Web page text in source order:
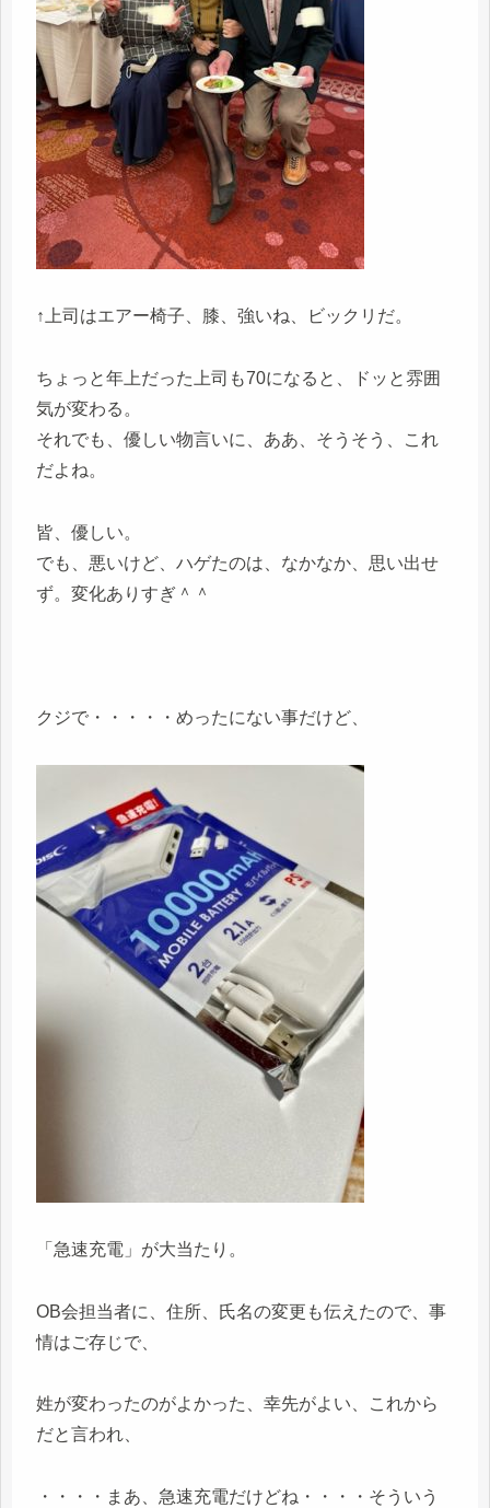
↑上司はエアー椅子、膝、強いね、ビックリだ。
ちょっと年上だった上司も70になると、ドッと雰囲
気が変わる。
それでも、優しい物言いに、ああ、そうそう、これ
だよね。
皆、優しい。
でも、悪いけど、ハゲたのは、なかなか、思い出せ
ず。変化ありすぎ＾＾
クジで・・・・・めったにない事だけど、
「急速充電」が大当たり。
OB会担当者に、住所、氏名の変更も伝えたので、事
情はご存じで、
姓が変わったのがよかった、幸先がよい、これから
だと言われ、
・・・・まあ、急速充電だけどね・・・・そういう